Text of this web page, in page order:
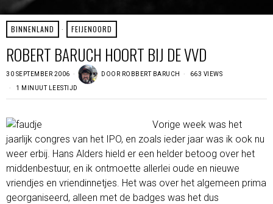
BINNENLAND · FEIJENOORD
ROBERT BARUCH HOORT BIJ DE VVD
30 SEPTEMBER 2006 DOOR ROBBERT BARUCH 663 VIEWS
1 MINUUT LEESTIJD
Vorige week was het
jaarlijk congres van het IPO, en zoals ieder jaar was ik ook nu
weer erbij. Hans Alders hield er een helder betoog over het
middenbestuur, en ik ontmoette allerlei oude en nieuwe
vriendjes en vriendinnetjes. Het was over het algemeen prima
georganiseerd, alleen met de badges was het dus